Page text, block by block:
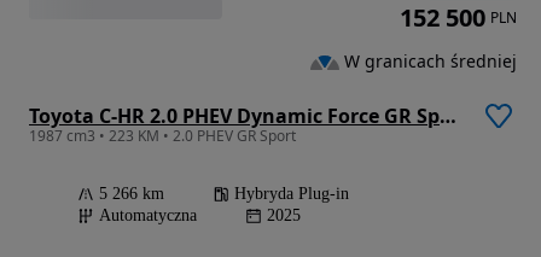
Toyota C-HR 2.0 PHEV Dynamic Force GR Sport
1987 cm3 • 223 KM • 2.0 PHEV GR Sport
5 266 km
Hybryda Plug-in
Automatyczna
2025
152 500 PLN
W granicach średniej